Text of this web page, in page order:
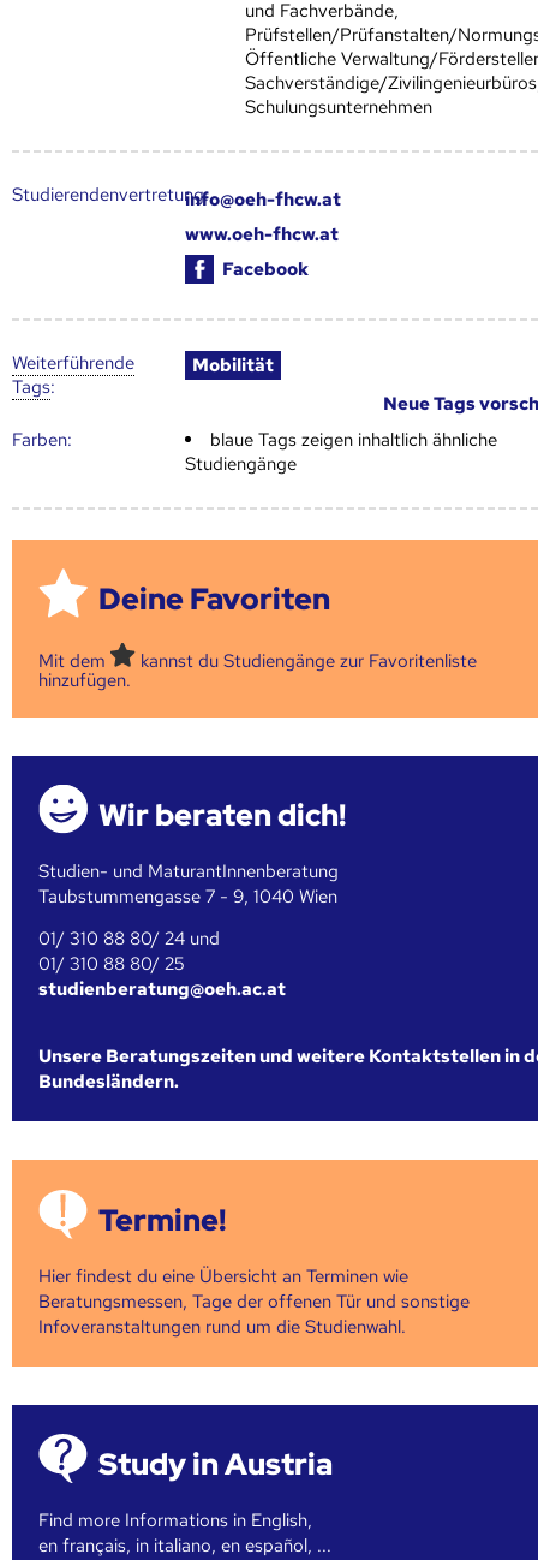
und Fachverbände,
Prüfstellen/Prüfanstalten/
Öffentliche Verwaltung/
Sachverständige/
Schulungsunternehmen
Studierendenvertretung:info@oeh-fhcw.at
www.oeh-fhcw.at
Facebook
Weiter­führende
Tags:
Mobilität
Neue Tags
Farben:
blaue Tags zeigen inhaltlich ähnliche
Studiengänge
Deine Favoriten
Mit dem
kannst du Studiengänge zur Favoritenliste
hinzufügen.
Wir beraten dich!
Studien- und MaturantInnenberatung
Taubstummengasse 7 - 9, 1040 Wien
01/ 310 88 80/ 24 und
01/ 310 88 80/ 25
studienberatung@oeh.ac.at
Unsere Beratungszeiten und weitere Kontaktstellen in
Bundesländern.
Termine!
Hier findest du eine Übersicht an Terminen wie
Beratungsmessen, Tage der offenen Tür und sonstige
Infoveranstaltungen rund um die Studienwahl.
Study in Austria
Find more Informations in English,
en français, in italiano, en español, ...